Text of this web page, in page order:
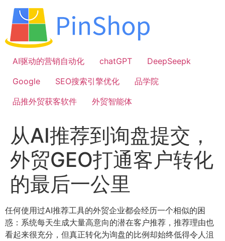
容
AI驱动的营销自动化
chatGPT
DeepSeepk
Google
SEO搜索引擎优化
品学院
品推外贸获客软件
外贸智能体
从AI推荐到询盘提交，
外贸GEO打通客户转化
的最后一公里
任何使用过AI推荐工具的外贸企业都会经历一个相似的困
惑：系统每天生成大量高意向的潜在客户推荐，推荐理由也
看起来很充分，但真正转化为询盘的比例却始终低得令人沮